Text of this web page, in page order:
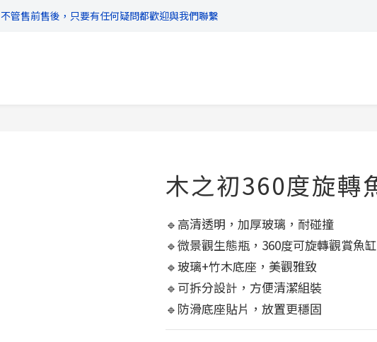
\ 超商滿$399免運!宅配滿$666免運 /
不管售前售後，只要有任何疑問都歡迎與我們聯繫
木之初360度旋轉
🔹高清透明，加厚玻璃，耐碰撞
🔹微景觀生態瓶，360度可旋轉觀賞魚缸
🔹玻璃+竹木底座，美觀雅致
🔹可拆分設計，方便清潔組裝
🔹防滑底座貼片，放置更穩固